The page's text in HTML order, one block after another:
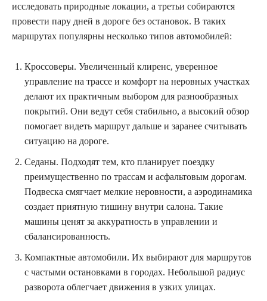
исследовать природные локации, а третьи собираются
провести пару дней в дороге без остановок. В таких
маршрутах популярны несколько типов автомобилей:
Кроссоверы. Увеличенный клиренс, уверенное
управление на трассе и комфорт на неровных участках
делают их практичным выбором для разнообразных
покрытий. Они ведут себя стабильно, а высокий обзор
помогает видеть маршрут дальше и заранее считывать
ситуацию на дороге.
Седаны. Подходят тем, кто планирует поездку
преимущественно по трассам и асфальтовым дорогам.
Подвеска смягчает мелкие неровности, а аэродинамика
создает приятную тишину внутри салона. Такие
машины ценят за аккуратность в управлении и
сбалансированность.
Компактные автомобили. Их выбирают для маршрутов
с частыми остановками в городах. Небольшой радиус
разворота облегчает движения в узких улицах.